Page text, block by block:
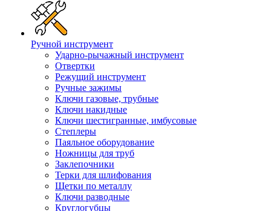
Ручной инструмент
Ударно-рычажный инструмент
Отвертки
Режущий инструмент
Ручные зажимы
Ключи газовые, трубные
Ключи накидные
Ключи шестигранные, имбусовые
Степлеры
Паяльное оборудование
Ножницы для труб
Заклепочники
Терки для шлифования
Щетки по металлу
Ключи разводные
Круглогубцы